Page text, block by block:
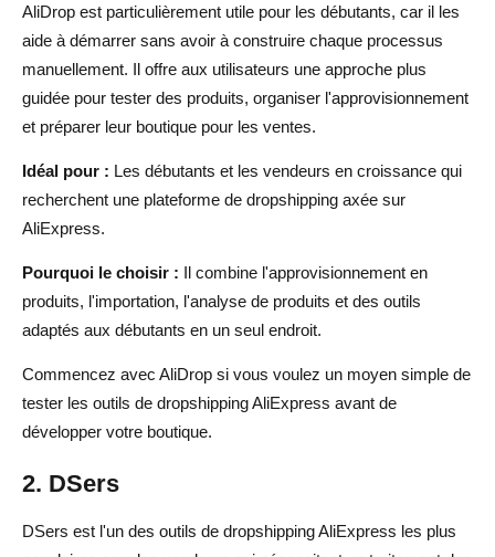
AliDrop est particulièrement utile pour les débutants, car il les
aide à démarrer sans avoir à construire chaque processus
manuellement. Il offre aux utilisateurs une approche plus
guidée pour tester des produits, organiser l'approvisionnement
et préparer leur boutique pour les ventes.
Idéal pour : Les débutants et les vendeurs en croissance qui
recherchent une plateforme de dropshipping axée sur
AliExpress.
Pourquoi le choisir : Il combine l'approvisionnement en
produits, l'importation, l'analyse de produits et des outils
adaptés aux débutants en un seul endroit.
Commencez avec AliDrop si vous voulez un moyen simple de
tester les outils de dropshipping AliExpress avant de
développer votre boutique.
2. DSers
DSers est l'un des outils de dropshipping AliExpress les plus